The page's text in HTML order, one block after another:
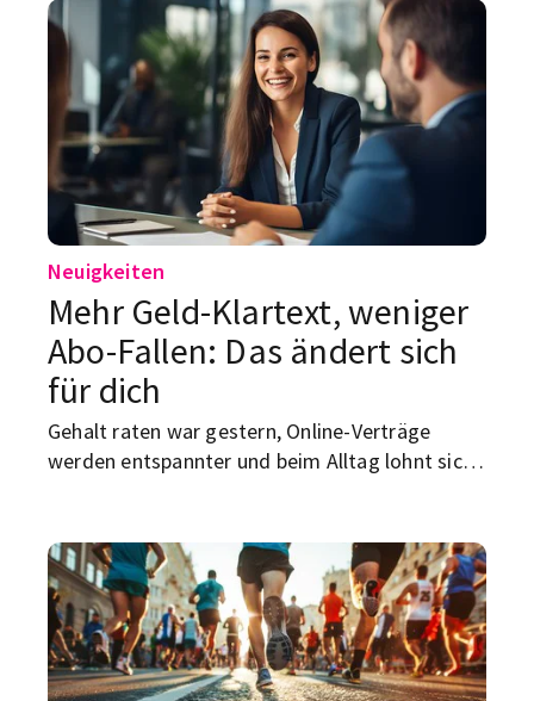
Balance gelingt.
Neuigkeiten
Mehr Geld-Klartext, weniger
Abo-Fallen: Das ändert sich
für dich
Gehalt raten war gestern, Online-Verträge
werden entspannter und beim Alltag lohnt sich